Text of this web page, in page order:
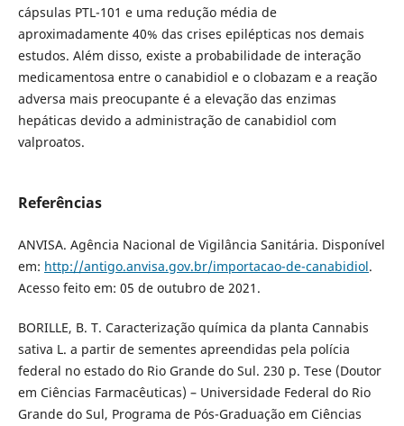
cápsulas PTL-101 e uma redução média de
aproximadamente 40% das crises epilépticas nos demais
estudos. Além disso, existe a probabilidade de interação
medicamentosa entre o canabidiol e o clobazam e a reação
adversa mais preocupante é a elevação das enzimas
hepáticas devido a administração de canabidiol com
valproatos.
Referências
ANVISA. Agência Nacional de Vigilância Sanitária. Disponível
em: http://antigo.anvisa.gov.br/importacao-de-canabidiol.
Acesso feito em: 05 de outubro de 2021.
BORILLE, B. T. Caracterização química da planta Cannabis
sativa L. a partir de sementes apreendidas pela polícia
federal no estado do Rio Grande do Sul. 230 p. Tese (Doutor
em Ciências Farmacêuticas) – Universidade Federal do Rio
Grande do Sul, Programa de Pós-Graduação em Ciências